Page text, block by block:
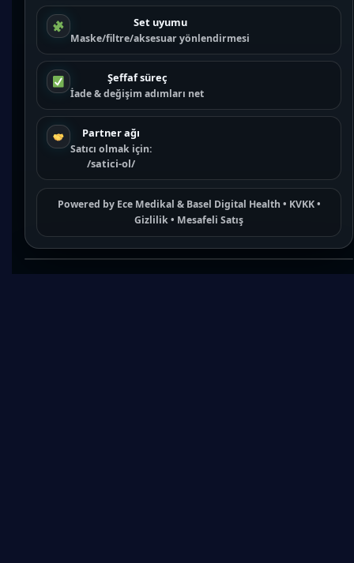
Set uyumu
Maske/filtre/aksesuar yönlendirmesi
Şeffaf süreç
İade & değişim adımları net
Partner ağı
Satıcı olmak için:
/satici-ol/
Powered by Ece Medikal & Basel Digital Health • KVKK•
Gizlilik• Mesafeli Satış